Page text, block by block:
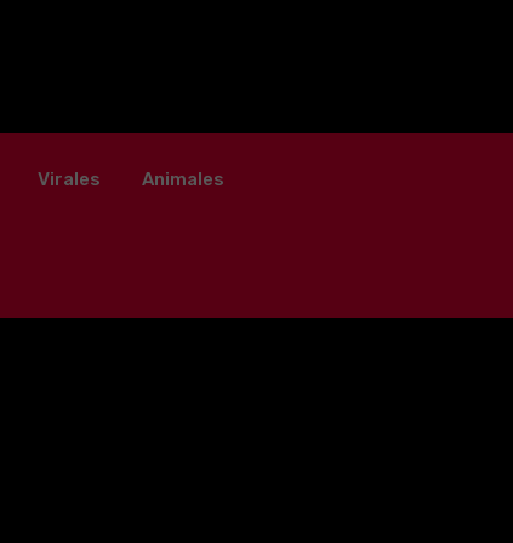
Virales Animales